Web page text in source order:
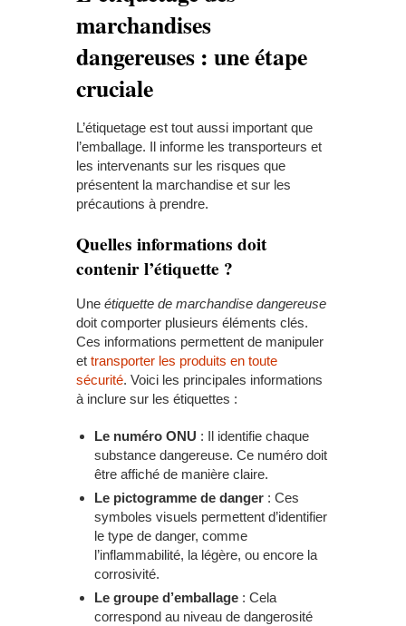
marchandises
dangereuses : une étape
cruciale
L’étiquetage est tout aussi important que
l’emballage. Il informe les transporteurs et
les intervenants sur les risques que
présentent la marchandise et sur les
précautions à prendre.
Quelles informations doit
contenir l’étiquette ?
Une étiquette de marchandise dangereuse
doit comporter plusieurs éléments clés.
Ces informations permettent de manipuler
et transporter les produits en toute
sécurité. Voici les principales informations
à inclure sur les étiquettes :
Le numéro ONU : Il identifie chaque
substance dangereuse. Ce numéro doit
être affiché de manière claire.
Le pictogramme de danger : Ces
symboles visuels permettent d’identifier
le type de danger, comme
l’inflammabilité, la légère, ou encore la
corrosivité.
Le groupe d’emballage : Cela
correspond au niveau de dangerosité